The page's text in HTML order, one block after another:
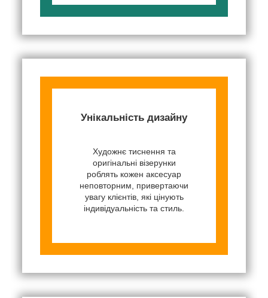
Унікальність дизайну
Художнє тиснення та
оригінальні візерунки
роблять кожен аксесуар
неповторним, привертаючи
увагу клієнтів, які цінують
індивідуальність та стиль.